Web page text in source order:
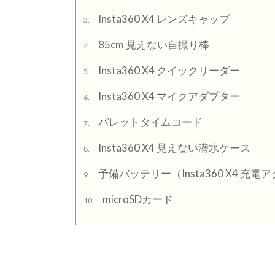
3. Insta360 X4 レンズキャップ
4. 85cm 見えない自撮り棒
5. Insta360 X4 クイックリーダー
6. Insta360 X4 マイクアダプター
7. バレットタイムコード
8. Insta360 X4 見えない潜水ケース
9. 予備バッテリー（Insta360 X4 充電ア
10. microSDカード